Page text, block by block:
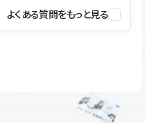
ており、悪質なスクリプトの
ンターでご確認いただけま
ュニティもご利用ください。
よくある質問をもっと見る